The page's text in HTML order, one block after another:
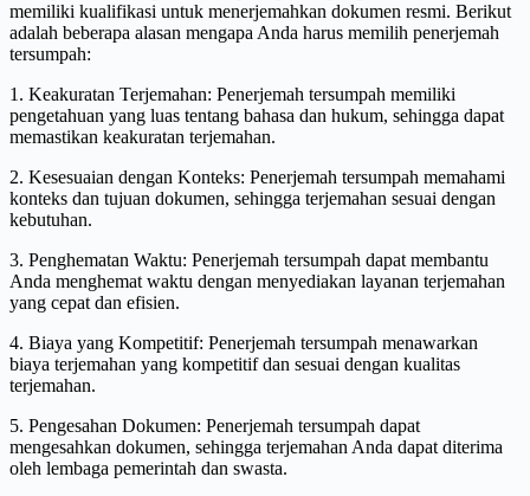
memiliki kualifikasi untuk menerjemahkan dokumen resmi. Berikut
adalah beberapa alasan mengapa Anda harus memilih penerjemah
tersumpah:
1. Keakuratan Terjemahan: Penerjemah tersumpah memiliki
pengetahuan yang luas tentang bahasa dan hukum, sehingga dapat
memastikan keakuratan terjemahan.
2. Kesesuaian dengan Konteks: Penerjemah tersumpah memahami
konteks dan tujuan dokumen, sehingga terjemahan sesuai dengan
kebutuhan.
3. Penghematan Waktu: Penerjemah tersumpah dapat membantu
Anda menghemat waktu dengan menyediakan layanan terjemahan
yang cepat dan efisien.
4. Biaya yang Kompetitif: Penerjemah tersumpah menawarkan
biaya terjemahan yang kompetitif dan sesuai dengan kualitas
terjemahan.
5. Pengesahan Dokumen: Penerjemah tersumpah dapat
mengesahkan dokumen, sehingga terjemahan Anda dapat diterima
oleh lembaga pemerintah dan swasta.